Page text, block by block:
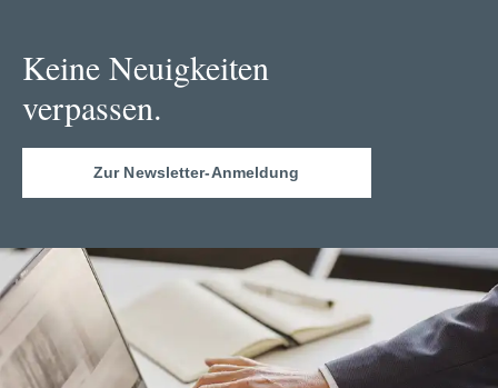
Keine Neuigkeiten
verpassen.
Zur Newsletter-Anmeldung